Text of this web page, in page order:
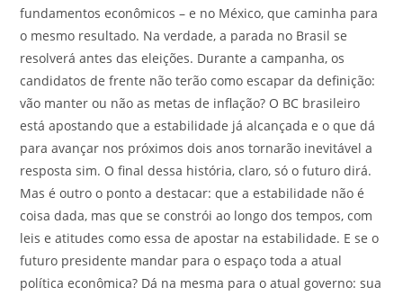
fundamentos econômicos – e no México, que caminha para
o mesmo resultado. Na verdade, a parada no Brasil se
resolverá antes das eleições. Durante a campanha, os
candidatos de frente não terão como escapar da definição:
vão manter ou não as metas de inflação? O BC brasileiro
está apostando que a estabilidade já alcançada e o que dá
para avançar nos próximos dois anos tornarão inevitável a
resposta sim. O final dessa história, claro, só o futuro dirá.
Mas é outro o ponto a destacar: que a estabilidade não é
coisa dada, mas que se constrói ao longo dos tempos, com
leis e atitudes como essa de apostar na estabilidade. E se o
futuro presidente mandar para o espaço toda a atual
política econômica? Dá na mesma para o atual governo: sua